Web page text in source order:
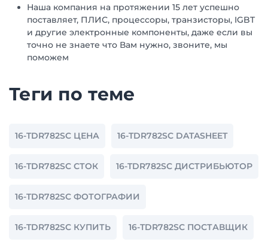
Наша компания на протяжении 15 лет успешно
поставляет, ПЛИС, процессоры, транзисторы, IGBT
и другие электронные компоненты, даже если вы
точно не знаете что Вам нужно, звоните, мы
поможем
Теги по теме
16-TDR782SC ЦЕНА 16-TDR782SC DATASHEET
16-TDR782SC СТОК 16-TDR782SC ДИСТРИБЬЮТОР
16-TDR782SC ФОТОГРАФИИ
16-TDR782SC КУПИТЬ 16-TDR782SC ПОСТАВЩИК